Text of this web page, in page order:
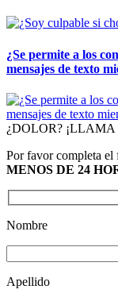
¿Se permite a los
mensajes de texto
¿DOLOR? ¡LLAMA
Por favor completa el
MENOS DE 24
Nombre
Apellido